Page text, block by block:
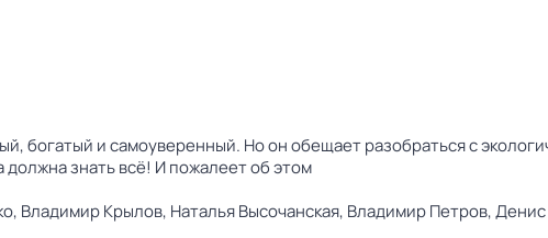
богатый и самоуверенный. Но он обещает разобраться с
знать всё! И пожалеет об этом
Владимир Крылов, Наталья Высочанская, Владимир Петров,